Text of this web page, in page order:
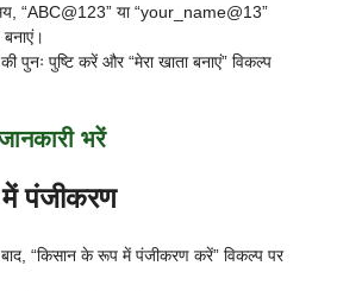
“ABC@123” या “your_name@13”
बनाएं।
पुनः पुष्टि करें और “मेरा खाता बनाएं” विकल्प
भरें
पंजीकरण
“किसान के रूप में पंजीकरण करें” विकल्प पर